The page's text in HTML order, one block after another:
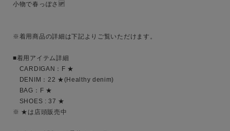
MENS LADIES
カテゴリ
サイズ
小物で春っぽさ🆙
※着用商品の詳細は下記よりご覧いただけます。
■着用アイテム詳細
CARDIGAN：F ★
DENIM：22 ★(Healthy denim)
BAG：F ★
SHOES : 37 ★
※ ★は店頭販売中